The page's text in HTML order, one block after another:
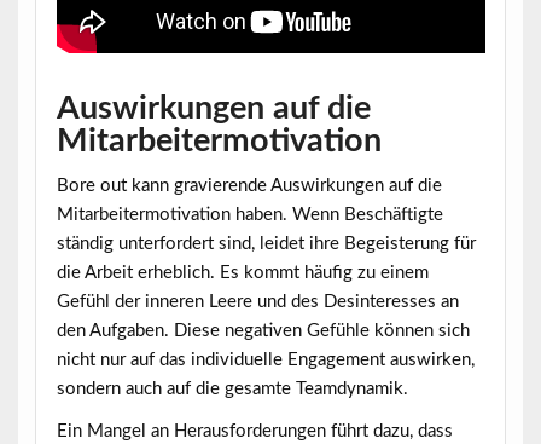
Auswirkungen auf die
Mitarbeitermotivation
Bore out kann gravierende Auswirkungen auf die
Mitarbeitermotivationhaben. Wenn Beschäftigte
ständig unterfordert sind, leidet ihre Begeisterung für
die Arbeit erheblich. Es kommt häufig zu einem
Gefühl der inneren Leere und des Desinteresses an
den Aufgaben. Diese negativen Gefühle können sich
nicht nur auf das individuelle Engagement auswirken,
sondern auch auf die gesamte Teamdynamik.
Ein Mangel an Herausforderungen führt dazu, dass